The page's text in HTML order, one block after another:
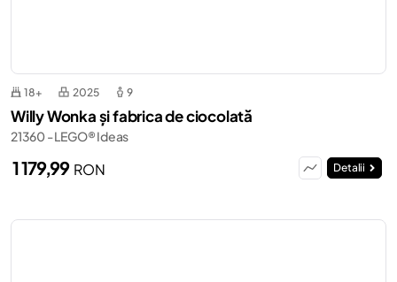
18+ 2025 9
Willy Wonka și fabrica de ciocolată
21360 - LEGO® Ideas
1 179,99 RON Detalii